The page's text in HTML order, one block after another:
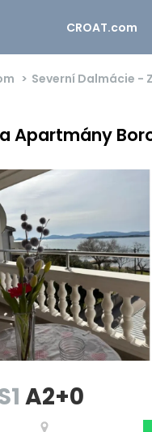
CROAT.com
Severní Dalmácie -
Apartmány
A2+0